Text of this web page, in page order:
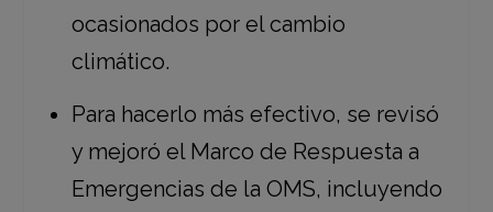
ocasionados por el cambio
climático.
Para hacerlo más efectivo, se revisó
y mejoró el Marco de Respuesta a
Emergencias de la OMS, incluyendo